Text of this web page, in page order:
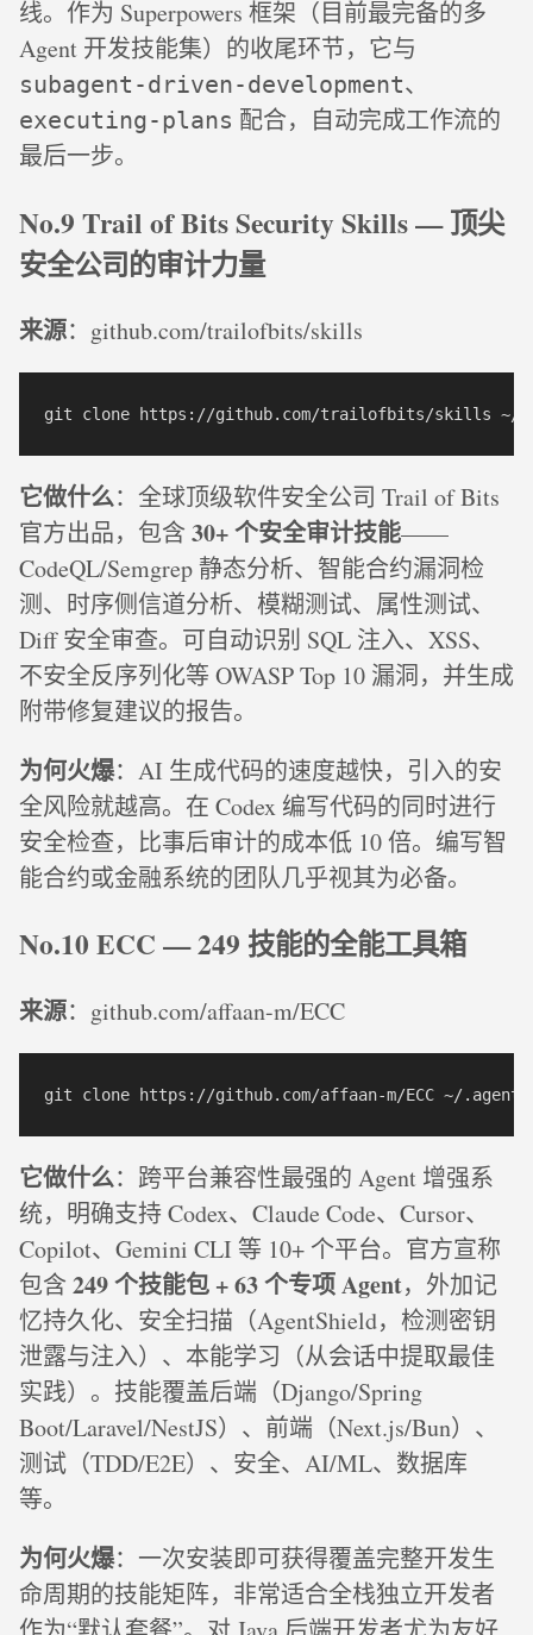
线。作为 Superpowers 框架（目前最完备的多
Agent 开发技能集）的收尾环节，它与
subagent-driven-development、
executing-plans 配合，自动完成工作流的
最后一步。
No.9 Trail of Bits Security Skills — 顶尖
安全公司的审计力量
来源：github.com/trailofbits/skills
它做什么：全球顶级软件安全公司 Trail of Bits
官方出品，包含 30+ 个安全审计技能——
CodeQL/Semgrep 静态分析、智能合约漏洞检
测、时序侧信道分析、模糊测试、属性测试、
Diff 安全审查。可自动识别 SQL 注入、XSS、
不安全反序列化等 OWASP Top 10 漏洞，并生成
附带修复建议的报告。
为何火爆：AI 生成代码的速度越快，引入的安
全风险就越高。在 Codex 编写代码的同时进行
安全检查，比事后审计的成本低 10 倍。编写智
能合约或金融系统的团队几乎视其为必备。
No.10 ECC — 249 技能的全能工具箱
来源：github.com/affaan-m/ECC
它做什么：跨平台兼容性最强的 Agent 增强系
统，明确支持 Codex、Claude Code、Cursor、
Copilot、Gemini CLI 等 10+ 个平台。官方宣称
包含 249 个技能包 + 63 个专项 Agent，外加记
忆持久化、安全扫描（AgentShield，检测密钥
泄露与注入）、本能学习（从会话中提取最佳
实践）。技能覆盖后端（Django/Spring
Boot/Laravel/NestJS）、前端（Next.js/Bun）、
测试（TDD/E2E）、安全、AI/ML、数据库
等。
为何火爆：一次安装即可获得覆盖完整开发生
命周期的技能矩阵，非常适合全栈独立开发者